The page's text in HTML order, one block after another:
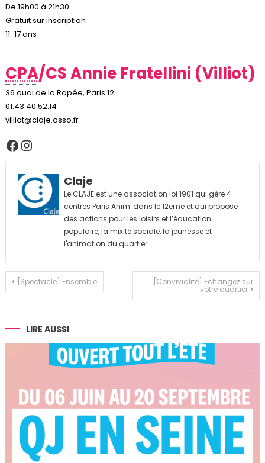
De 19h00 à 21h30
Gratuit sur inscription
11-17 ans
CPA/CS Annie Fratellini (Villiot)
36 quai de la Rapée, Paris 12
01.43.40.52.14
villiot@claje.asso.fr
Facebook
Instagram
Claje
Le CLAJE est une association loi 1901 qui gère 4
centres Paris Anim' dans le 12eme et qui propose
des actions pour les loisirs et l’éducation
populaire, la mixité sociale, la jeunesse et
l'animation du quartier.
Navigation
l’article
[Spectacle] Ensemble [Convivialité] Echangez sur
votre quartier
LIRE AUSSI